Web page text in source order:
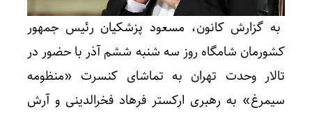
به گزارش کانون، مسعود پزشکیان رئیس جمهور
کشورمان شامگاه روز سه شنبه ششم آذر با حضور در
تالار وحدت تهران به تماشای کنسرت «منظومه
سیمرغ» به رهبری ارکستر فرهاد فخرالدینی و آرش